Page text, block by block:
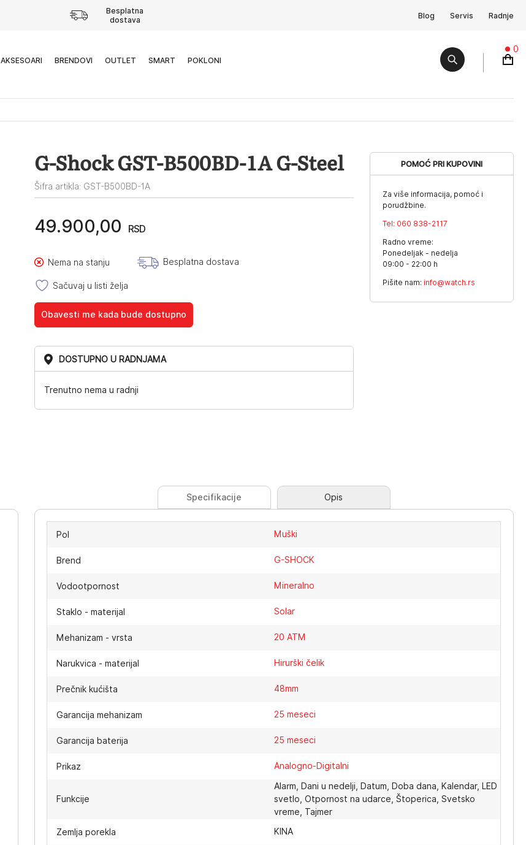
Besplatna
dostava
Blog Servis Radnje
AKSESOARI BRENDOVI OUTLET SMART POKLONI
0
G-Shock GST-B500BD-1A G-Steel
Šifra artikla: GST-B500BD-1A
49.900,00 RSD
Nema na stanju Besplatna dostava
Sačuvaj u listi želja
Obavesti me kada bude dostupno
DOSTUPNO U RADNJAMA
Trenutno nema u radnji
POMOĆ PRI KUPOVINI
Za više informacija, pomoć i
porudžbine.
Tel: 060 838-2117
Radno vreme:
Ponedeljak - nedelja
09:00 - 22:00 h
Pišite nam: info@watch.rs
Specifikacije Opis
Pol Muški
Brend G-SHOCK
Vodootpornost Mineralno
Staklo - materijal Solar
Mehanizam - vrsta 20 ATM
Narukvica - materijal Hirurški čelik
Prečnik kućišta 48mm
Garancija mehanizam 25 meseci
Garancija baterija 25 meseci
Prikaz Analogno-Digitalni
Funkcije
Alarm, Dani u nedelji, Datum, Doba dana, Kalendar, LED
svetlo, Otpornost na udarce, Štoperica, Svetsko
vreme, Tajmer
Zemlja porekla KINA